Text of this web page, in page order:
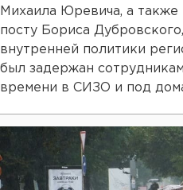
Михаила Юревича, а также
посту Бориса
внутренней политики
был задержан
времени в СИЗО и под